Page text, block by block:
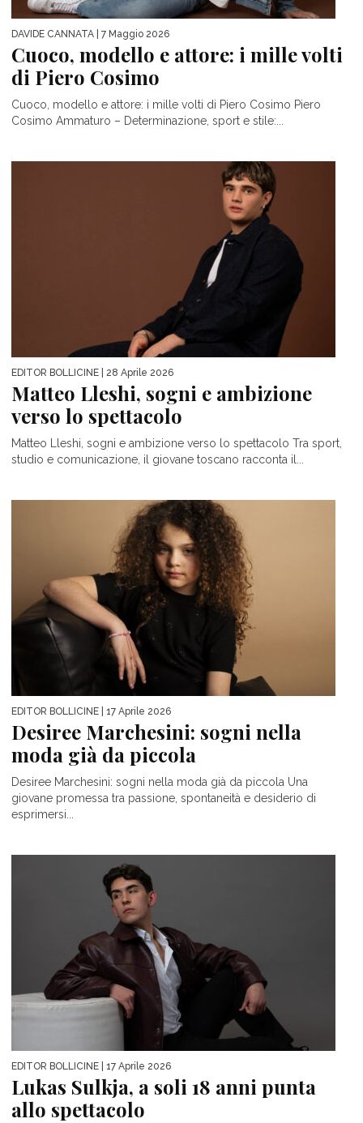
DAVIDE CANNATA | 7 Maggio 2026
Cuoco, modello e attore: i mille volti
di Piero Cosimo
Cuoco, modello e attore: i mille volti di Piero Cosimo Piero
Cosimo Ammaturo – Determinazione, sport e stile:...
EDITOR BOLLICINE | 28 Aprile 2026
Matteo Lleshi, sogni e ambizione
verso lo spettacolo
Matteo Lleshi, sogni e ambizione verso lo spettacolo Tra sport,
studio e comunicazione, il giovane toscano racconta il...
EDITOR BOLLICINE | 17 Aprile 2026
Desiree Marchesini: sogni nella
moda già da piccola
Desiree Marchesini: sogni nella moda già da piccola Una
giovane promessa tra passione, spontaneità e desiderio di
esprimersi...
EDITOR BOLLICINE | 17 Aprile 2026
Lukas Sulkja, a soli 18 anni punta
allo spettacolo